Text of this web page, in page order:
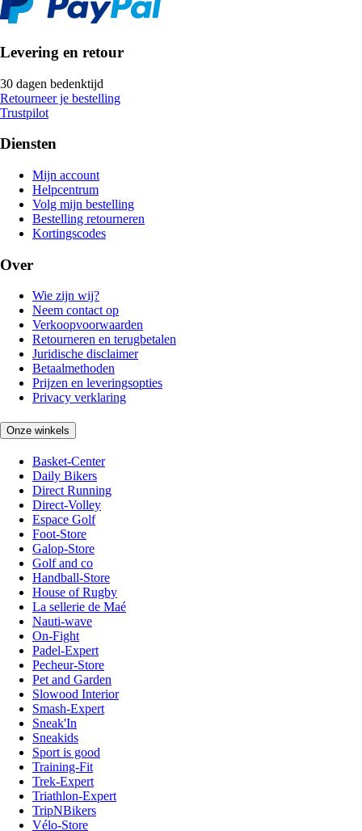
Levering en retour
30 dagen bedenktijd
Retourneer je bestelling
Trustpilot
Diensten
Mijn account
Helpcentrum
Volg mijn bestelling
Bestelling retourneren
Kortingscodes
Over
Wie zijn wij?
Neem contact op
Verkoopvoorwaarden
Retourneren en terugbetalen
Juridische disclaimer
Betaalmethoden
Prijzen en leveringsopties
Privacy verklaring
Onze winkels
Basket-Center
Daily Bikers
Direct Running
Direct-Volley
Espace Golf
Foot-Store
Galop-Store
Golf and co
Handball-Store
House of Rugby
La sellerie de Maé
Nauti-wave
On-Fight
Padel-Expert
Pecheur-Store
Pet and Garden
Slowood Interior
Smash-Expert
Sneak'In
Sneakids
Sport is good
Training-Fit
Trek-Expert
Triathlon-Expert
TripNBikers
Vélo-Store